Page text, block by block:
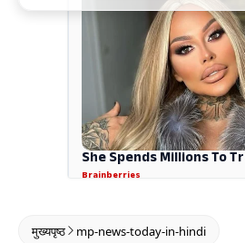
मुख्यपृष्ठ mp-news-today-in-hindi